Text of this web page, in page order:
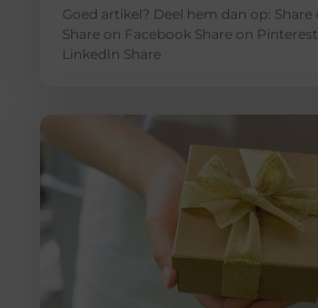
Goed artikel? Deel hem dan op: Share
Share on Facebook Share on
LinkedIn Share